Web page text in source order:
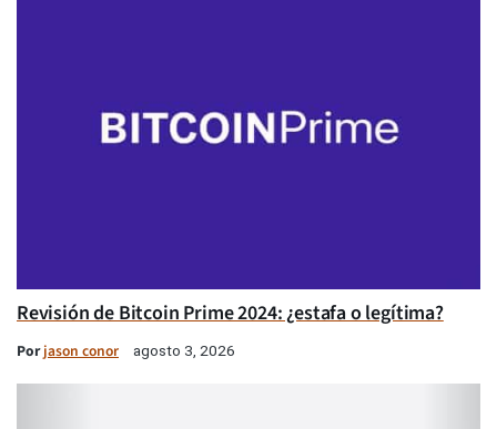
Revisión de Bitcoin Prime 2024: ¿estafa o legítima?
Porjason conor agosto 3, 2026